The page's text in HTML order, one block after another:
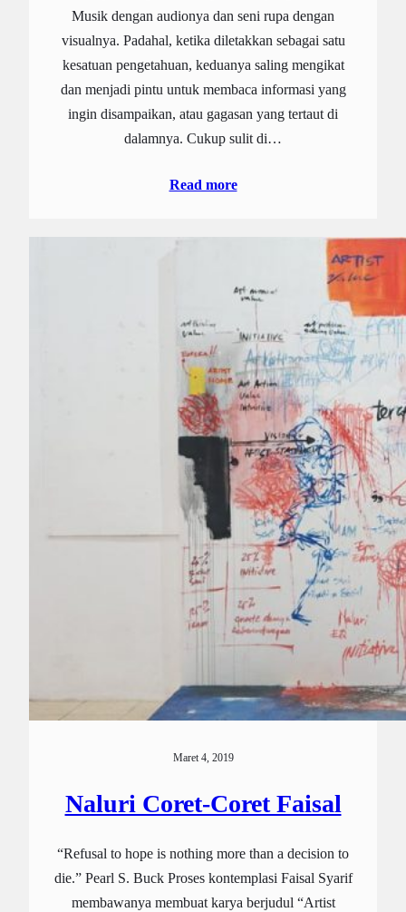
Musik dengan audionya dan seni rupa dengan
visualnya. Padahal, ketika diletakkan sebagai satu
kesatuan pengetahuan, keduanya saling mengikat
dan menjadi pintu untuk membaca informasi yang
ingin disampaikan, atau gagasan yang tertaut di
dalamnya. Cukup sulit di…
Read more
Maret 4, 2019
Naluri Coret-Coret Faisal
“Refusal to hope is nothing more than a decision to
die.” Pearl S. Buck Proses kontemplasi Faisal Syarif
membawanya membuat karya berjudul “Artist